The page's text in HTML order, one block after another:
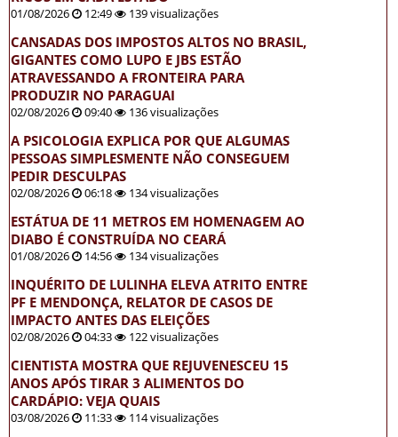
01/08/2026 12:49 139 visualizações
CANSADAS DOS IMPOSTOS ALTOS NO BRASIL,
GIGANTES COMO LUPO E JBS ESTÃO
ATRAVESSANDO A FRONTEIRA PARA
PRODUZIR NO PARAGUAI
02/08/2026 09:40 136 visualizações
A PSICOLOGIA EXPLICA POR QUE ALGUMAS
PESSOAS SIMPLESMENTE NÃO CONSEGUEM
PEDIR DESCULPAS
02/08/2026 06:18 134 visualizações
ESTÁTUA DE 11 METROS EM HOMENAGEM AO
DIABO É CONSTRUÍDA NO CEARÁ
01/08/2026 14:56 134 visualizações
INQUÉRITO DE LULINHA ELEVA ATRITO ENTRE
PF E MENDONÇA, RELATOR DE CASOS DE
IMPACTO ANTES DAS ELEIÇÕES
02/08/2026 04:33 122 visualizações
CIENTISTA MOSTRA QUE REJUVENESCEU 15
ANOS APÓS TIRAR 3 ALIMENTOS DO
CARDÁPIO: VEJA QUAIS
03/08/2026 11:33 114 visualizações